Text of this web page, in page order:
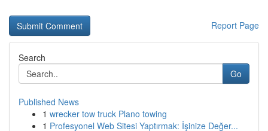
Report Page
Search
Go
Published News
1 wrecker tow truck Plano towing
1 Profesyonel Web Sitesi Yaptırmak: İşinize Değer...